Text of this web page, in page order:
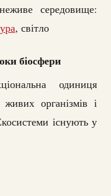
середовище:
, світло
біосфери
одиниця
організмів і
існують у